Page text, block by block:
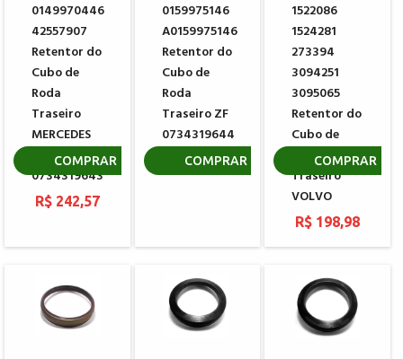
0149970446
42557907
Retentor do
Cubo de
Roda
Traseiro
MERCEDES
BENZ - ZF
0734319643
R$ 242,57
COMPRAR
0159975146
A0159975146
Retentor do
Cubo de
Roda
Traseiro ZF
0734319644
R$ 783,87
COMPRAR
1522086
1524281
273394
3094251
3095065
Retentor do
Cubo de
Roda
Traseiro
VOLVO
R$ 198,98
COMPRAR